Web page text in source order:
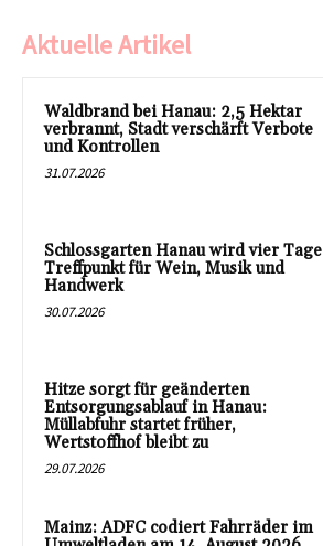
Aktuelle Artikel
Waldbrand bei Hanau: 2,5 Hektar
verbrannt, Stadt verschärft Verbote
und Kontrollen
31.07.2026
Schlossgarten Hanau wird vier Tage
Treffpunkt für Wein, Musik und
Handwerk
30.07.2026
Hitze sorgt für geänderten
Entsorgungsablauf in Hanau:
Müllabfuhr startet früher,
Wertstoffhof bleibt zu
29.07.2026
Mainz: ADFC codiert Fahrräder im